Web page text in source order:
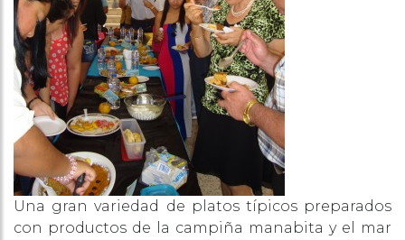
Una gran variedad de platos típicos preparados
con productos de la campiña manabita y el mar